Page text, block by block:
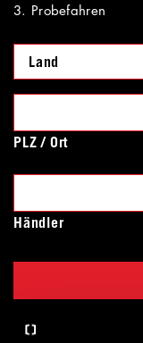
3. Probefahren
Land
PLZ / Ort
Händler